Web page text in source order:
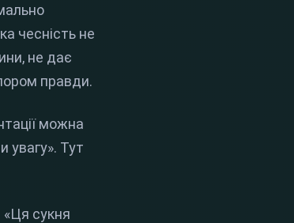
чесність не
не дає
правди.
можна
увагу». Тут
«Ця сукня